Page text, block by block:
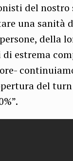
del
una sanità
della
estrema
del